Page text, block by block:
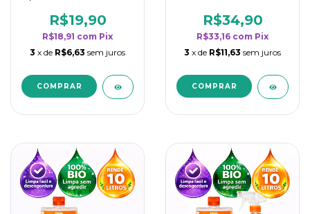
rendimento da
categoria - Flor de
Laranjeira
R$19,90
R$18,91 com Pix
3 x de R$6,63 sem juros
rendimento da
categoria - Flor de
Laranjeira
R$34,90
R$33,16 com Pix
3 x de R$11,63 sem juros